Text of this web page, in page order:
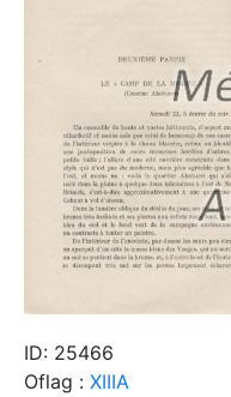
ID: 25466
Oflag : XIIIA